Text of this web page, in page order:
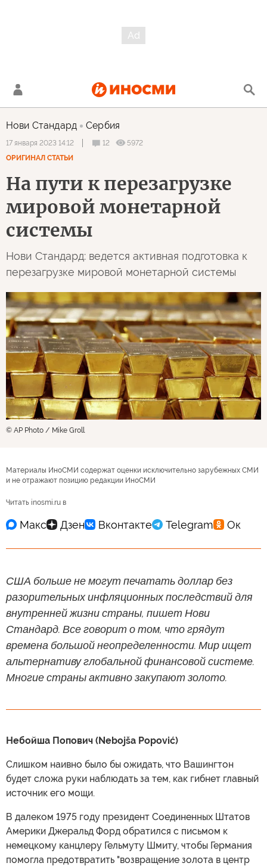
Нови Стандард Сербия
17 января 2023 14:12 12
5972
ОРИГИНАЛ СТАТЬИ
На пути к перезагрузке
мировой монетарной
системы
Нови Стандард: ведется активная подготовка к
перезагрузке мировой монетарной системы
© AP Photo / Mike Groll
Материалы ИноСМИ содержат оценки исключительно зарубежных СМИ
и не отражают позицию редакции ИноСМИ
Читать inosmi.ru в
США больше не могут печатать доллар без
разорительных инфляционных последствий для
внутренней жизни страны, пишет Нови
Стандард. Все говорит о том, что грядут
времена большой неопределенности. Мир ищет
альтернативу глобальной финансовой системе.
Многие страны активно закупают золото.
Небойша Попович (Nebojša Popović)
Слишком наивно было бы ожидать, что Вашингтон
будет сложа руки наблюдать за тем, как гибнет главный
источник его мощи.
В далеком 1975 году президент Соединенных Штатов
Америки Джеральд Форд обратился с письмом к
немецкому канцлеру Гельмуту Шмиту, чтобы Германия
помогла предотвратить "возвращение золота в центр